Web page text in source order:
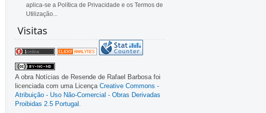
aplica-se a Política de Privacidade e os Termos de
Utilização...
Visitas
A obra Notícias de Resende de Rafael Barbosa foi
licenciada com uma Licença Creative Commons -
Atribuição - Uso Não-Comercial - Obras Derivadas
Proibidas 2.5 Portugal